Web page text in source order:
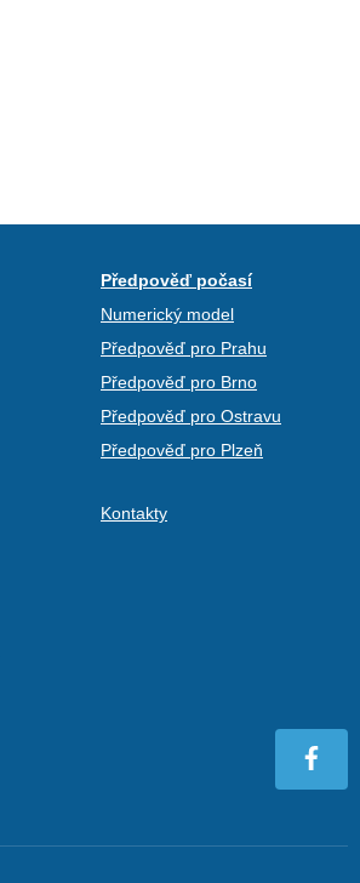
Předpověď počasí
Numerický model
Předpověď pro Prahu
Předpověď pro Brno
Předpověď pro Ostravu
Předpověď pro Plzeň
Kontakty